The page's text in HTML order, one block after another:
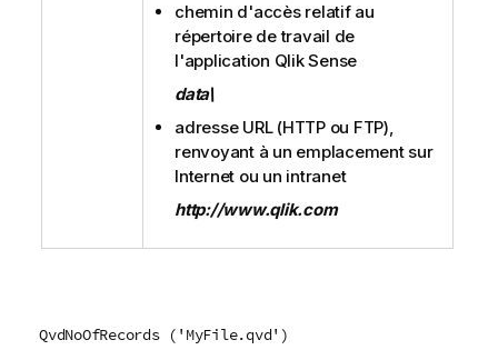
chemin d'accès relatif au
répertoire de travail de
l'application Qlik Sense
data\
adresse URL (HTTPou FTP),
renvoyant à un emplacement sur
Internet ou un intranet
http://www.qlik.com
QvdNoOfRecords ('MyFile.qvd')